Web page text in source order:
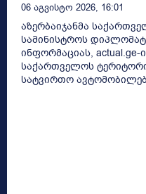
06 Აგვისტო 2026, 16:01
აზერბაიჯანმა
სამინისტროს
ინფორმაციას, actual.ge-
საქართველოს
სატვირთო